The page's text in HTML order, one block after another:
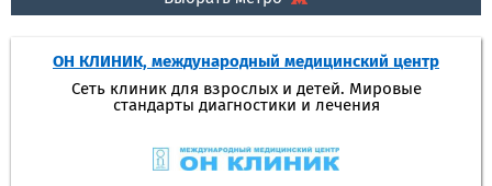
ОН КЛИНИК, международный медицинский центр
Сеть клиник для взрослых и детей. Мировые
стандарты диагностики и лечения